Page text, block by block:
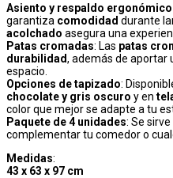
Asiento y respaldo
garantiza comodidad durante
acolchado asegura una
Patas cromadas: Las patas
durabilidad, además de aportar
espacio.
Opciones de tapizado:
chocolate y gris oscuro y en
color que mejor se adapte a tu
Paquete de 4 unidades: Se sirve
complementar tu comedor o
Medidas:
43 x 63 x 97 cm